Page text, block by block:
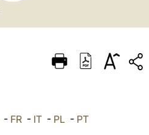
ITALIANO
- FR - IT - PL - PT